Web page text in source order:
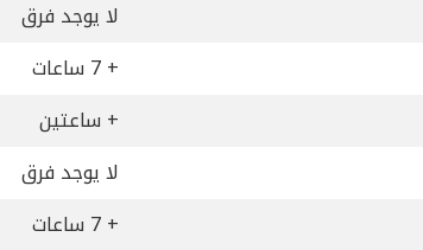
لا يوجد فرق
+ 7 ساعات
+ ساعتين
لا يوجد فرق
+ 7 ساعات